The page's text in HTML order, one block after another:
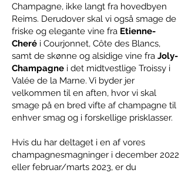
Champagne, ikke langt fra hovedbyen
Reims. Derudover skal vi også smage de
friske og elegante vine fra Etienne-
Cheré i Courjonnet, Côte des Blancs,
samt de skønne og alsidige vine fra Joly-
Champagne i det midtvestlige Troissy i
Valée de la Marne. Vi byder jer
velkommen til en aften, hvor vi skal
smage på en bred vifte af champagne til
enhver smag og i forskellige prisklasser.
Hvis du har deltaget i en af vores
champagnesmagninger i december 2022
eller februar/marts 2023, er du